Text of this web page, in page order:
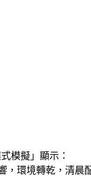
模擬」顯示：
，環境轉乾，清晨